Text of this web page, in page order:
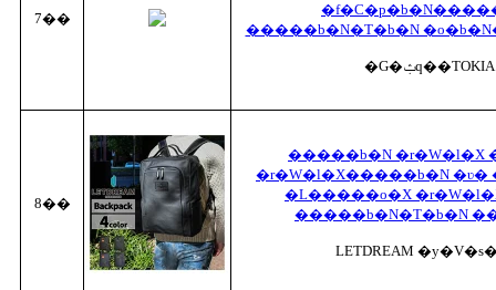
7��
�����b�N�T�b�N
�G�ݑq��TOKIA
8��
�����b�N �r�W�l�X
�r�W�l�X�����b�N �ʋ�
�L�����o�X
�����b�N�T�b�N
LETDREAM